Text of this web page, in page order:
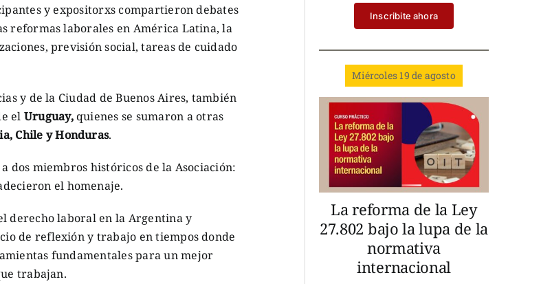
y expositorxs compartieron debates
reformas laborales en América Latina, la
previsión social, tareas de cuidado
y de la Ciudad de Buenos Aires, también
el Uruguay,quienes se sumaron a otras
Chile y Honduras.
dos miembros históricos de la Asociación:
el homenaje.
derecho laboral en la Argentina y
de reflexión y trabajo en tiempos donde
fundamentales para un mejor
trabajan.
Inscribite ahora
Miércoles 19 de agosto
La reforma de la Ley
27.802 bajo la lupa de la
normativa
internacional